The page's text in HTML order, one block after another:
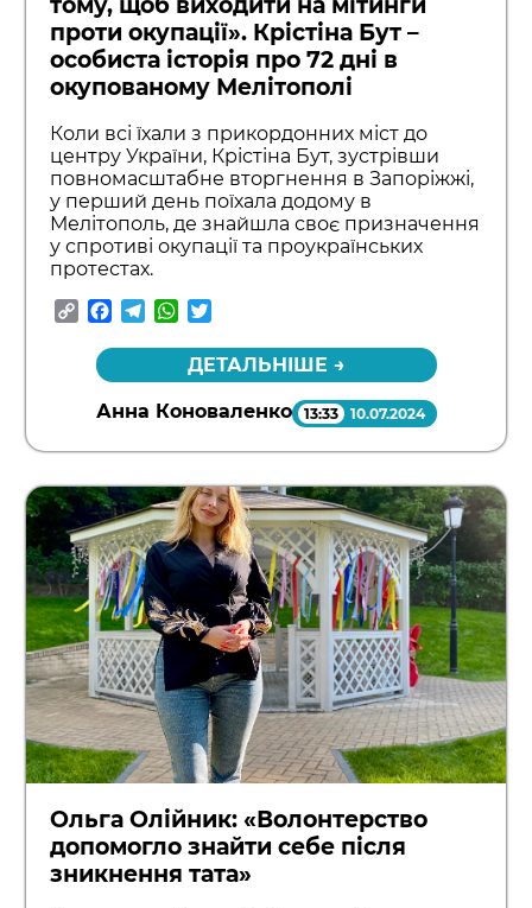
проти окупації». Крістіна Бут –
особиста історія про 72 дні в
окупованому Мелітополі
Коли всі їхали з прикордонних міст до
центру України, Крістіна Бут, зустрівши
повномасштабне вторгнення в Запоріжжі,
у перший день поїхала додому в
Мелітополь, де знайшла своє призначення
у спротиві окупації та проукраїнських
протестах.
CopyFacebook
TelegramWhatsApp
ДЕТАЛЬНІШЕ →
Анна Коноваленко 13:33 10.07.2024
Ольга Олійник: «Волонтерство
допомогло знайти себе після
зникнення тата»